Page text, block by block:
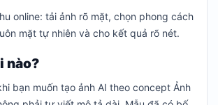
online: tải ảnh rõ mặt, chọn phong cách
mặt tự nhiên và cho kết quả rõ nét.
nào?
bạn muốn tạo ảnh AI theo concept Ảnh